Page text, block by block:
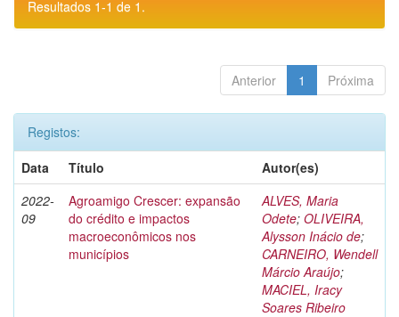
Resultados 1-1 de 1.
Anterior 1 Próxima
Registos:
Data
Título
Autor(es)
2022-
09
Agroamigo Crescer: expansão
do crédito e impactos
macroeconômicos nos
municípios
ALVES, Maria
Odete; OLIVEIRA,
Alysson Inácio de;
CARNEIRO, Wendell
Márcio Araújo;
MACIEL, Iracy
Soares Ribeiro